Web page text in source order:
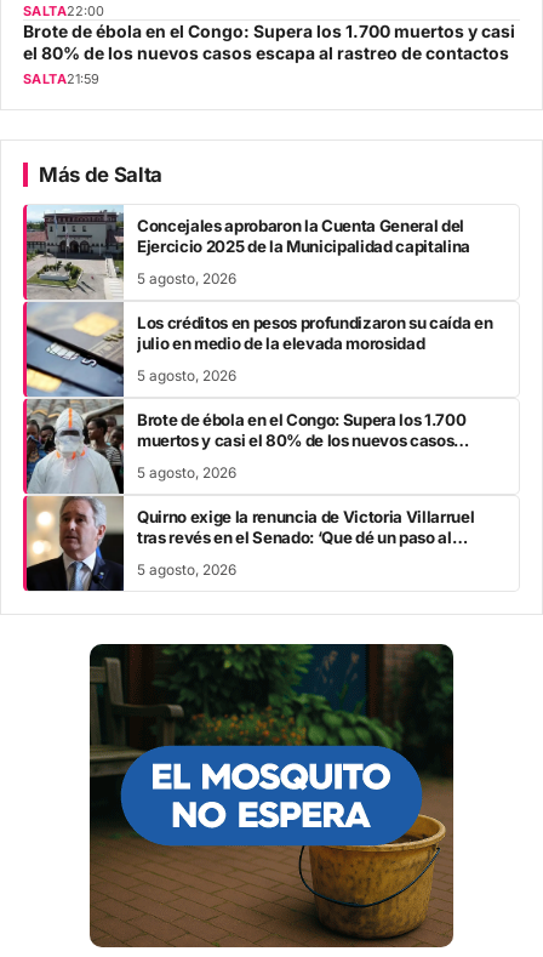
SALTA22:00
Brote de ébola en el Congo: Supera los 1.700 muertos y casi
el 80% de los nuevos casos escapa al rastreo de contactos
SALTA21:59
Más de Salta
Concejales aprobaron la Cuenta General del
Ejercicio 2025 de la Municipalidad capitalina
5 agosto, 2026
Los créditos en pesos profundizaron su caída en
julio en medio de la elevada morosidad
5 agosto, 2026
Brote de ébola en el Congo: Supera los 1.700
muertos y casi el 80% de los nuevos casos
5 agosto, 2026
Quirno exige la renuncia de Victoria Villarruel
tras revés en el Senado: ‘Que dé un paso al
5 agosto, 2026